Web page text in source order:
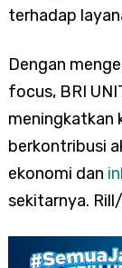
terhadap
Dengan
focus, BRI
meningkatkan
berkontribusi
ekonomi dan
sekitarnya.